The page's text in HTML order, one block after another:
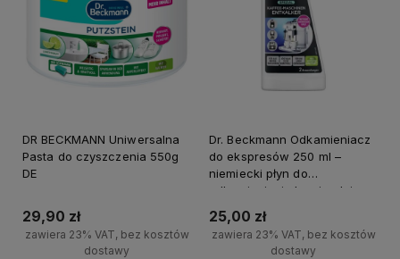
DR BECKMANN Uniwersalna
Pasta do czyszczenia 550g
DE
29,90 zł
zawiera 23% VAT, bez kosztów
dostawy
Dr. Beckmann Odkamieniacz
do ekspresów 250 ml –
niemiecki płyn do
odkamieniania kawiarek i
25,00 zł
zawiera 23% VAT, bez kosztów
dostawy